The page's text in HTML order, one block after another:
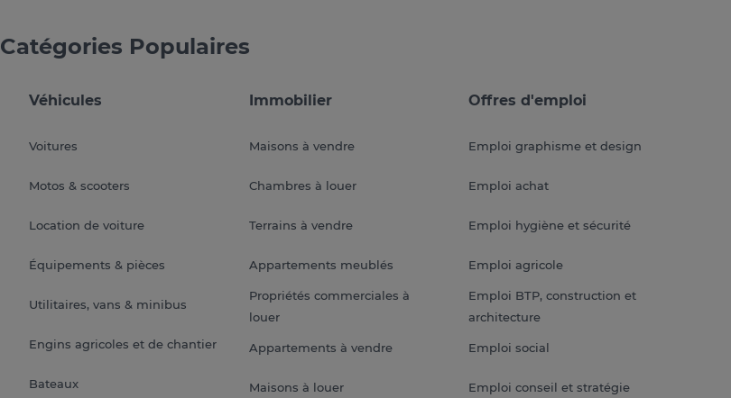
Catégories Populaires
Véhicules
Voitures
Motos & scooters
Location de voiture
Équipements & pièces
Utilitaires, vans & minibus
Engins agricoles et de chantier
Bateaux
Immobilier
Maisons à vendre
Chambres à louer
Terrains à vendre
Appartements meublés
Propriétés commerciales à
louer
Appartements à vendre
Maisons à louer
Offres d'emploi
Emploi graphisme et design
Emploi achat
Emploi hygiène et sécurité
Emploi agricole
Emploi BTP, construction et
architecture
Emploi social
Emploi conseil et stratégie